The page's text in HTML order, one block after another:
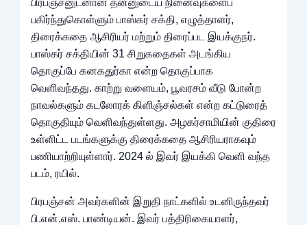
பகிர்ந்துகொள்ளும் பாஸ்கர் சக்தி, எழுத்தாளர்,
திரைக்கதை ஆசிரியர் மற்றும் திரைப்பட இயக்குநர்.
பாஸ்கர் சக்தியின் 31 சிறுகதைகள் அடங்கிய
தொகுப்பே கனகதுர்கா என்ற தொகுப்பாக
வெளிவந்தது. காற்று வளையம், பூவரசம் வீடு போன்ற
நாவல்களும் கடலோரக் கிளிஞ்சல்கள் என்ற கட்டுரைத்
தொகுதியும் வெளிவந்துள்ளது. அழகர்சாமியின் குதிரை
உள்ளிட்ட படங்களுக்கு திரைக்கதை ஆசிரியராகவும்
பணியாற்றியுள்ளார். 2024 ல் இவர் இயக்கி வெளி வந்த
படம், ரயில்.
பிரபஞ்சன் அவர்களின் இறுதி நாட்களில் உடனிருந்தவர்
பி.என்.எஸ். பாண்டியன். இவர் பத்திரிகையாளர்,